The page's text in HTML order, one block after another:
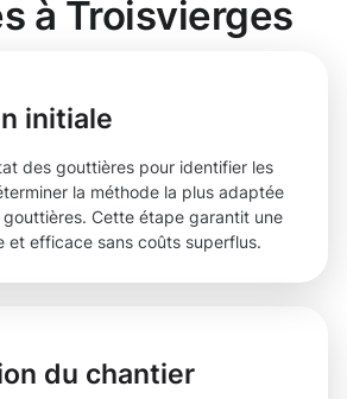
à Troisvierges
initiale
des gouttières pour identifier les
la méthode la plus adaptée
Cette étape garantit une
et efficace sans coûts superflus.
du chantier